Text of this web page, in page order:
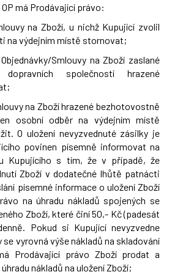
má Prodávající právo:
na Zboží, u nichž Kupující zvolil
na výdejním místě stornovat;
Smlouvy na Zboží zaslané
dopravních společností hrazené
na Zboží hrazené bezhotovostně
osobní odběr na výdejním místě
O uložení nevyzvednuté zásilky je
povinen písemně informovat na
Kupujícího s tím, že v případě, že
Zboží v dodatečné lhůtě patnácti
písemné informace o uložení Zboží
na úhradu nákladů spojených se
Zboží, které činí 50,- Kč (padesát
Pokud si Kupující nevyzvedne
se vyrovná výše nákladů na skladování
Prodávající právo Zboží prodat a
nákladů na uložení Zboží;